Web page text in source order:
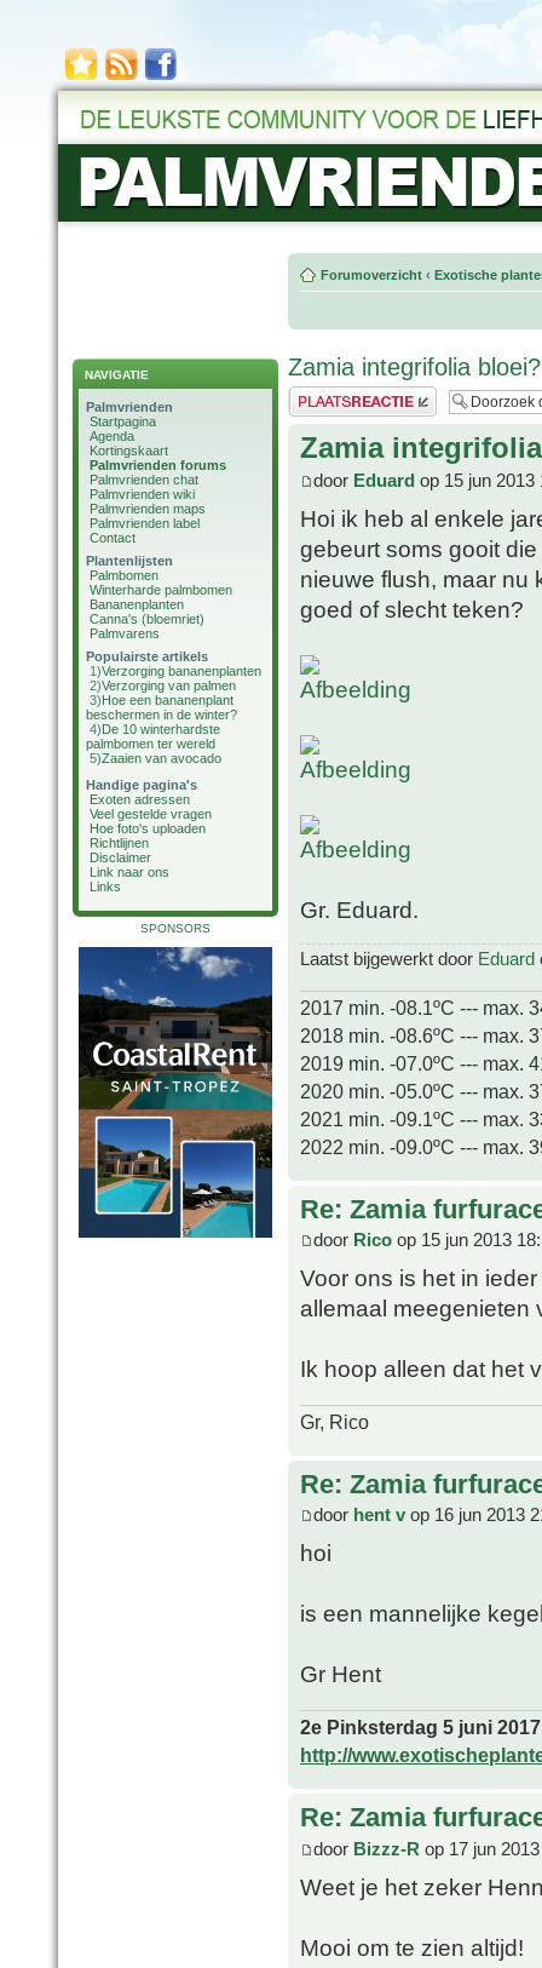
NAVIGATIE
Palmvrienden
Startpagina
Agenda
Kortingskaart
Palmvrienden forums
Palmvrienden chat
Palmvrienden wiki
Palmvrienden maps
Palmvrienden label
Contact
Plantenlijsten
Palmbomen
Winterharde palmbomen
Bananenplanten
Canna's (bloemriet)
Palmvarens
Populairste artikels
1)Verzorging bananenplanten
2)Verzorging van palmen
3)Hoe een bananenplant
beschermen in de winter?
4)De 10 winterhardste
palmbomen ter wereld
5)Zaaien van avocado
Handige pagina's
Exoten adressen
Veel gestelde vragen
Hoe foto's uploaden
Richtlijnen
Disclaimer
Link naar ons
Links
SPONSORS
Forumoverzicht ‹ Exotische
Zamia integrifolia bloei?
Plaats een reactie
Zamia
door Eduard op 15 jun 2013
Hoi ik heb al enkele
gebeurt soms gooit
nieuwe flush, maar nu
goed of slecht teken?
Gr. Eduard.
Laatst bijgewerkt door Eduard
2017 min. -08.1ºC --- max.
2018 min. -08.6ºC --- max.
2019 min. -07.0ºC --- max.
2020 min. -05.0ºC --- max.
2021 min. -09.1ºC --- max.
2022 min. -09.0ºC --- max.
Re: Zamia
door Rico op 15 jun 2013
Voor ons is het in
allemaal meegenieten
Ik hoop alleen dat het
Gr, Rico
Re: Zamia
door hent v op 16 jun 2013
hoi
is een mannelijke
Gr Hent
2e Pinksterdag 5 juni
http://
Re: Zamia
door Bizzz-R op 17 jun
Weet je het zeker
Mooi om te zien altijd!